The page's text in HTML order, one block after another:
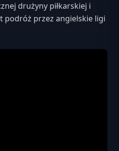
drużyny piłkarskiej i
podróż przez angielskie ligi